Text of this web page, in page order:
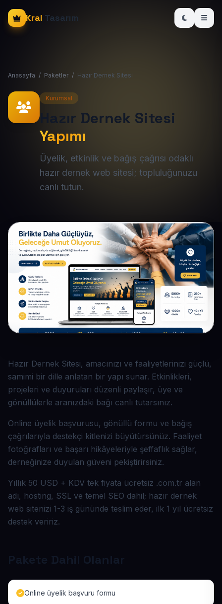
Kral Tasarım
Anasayfa / Paketler / Hazır Dernek Sitesi
Kurumsal
Hazır Dernek Sitesi
Yapımı
Üyelik, etkinlik ve bağış çağrısı odaklı
hazır dernek web sitesi; topluluğunuzu
canlı tutun.
Hazır Dernek Sitesi, amacınızı ve faaliyetlerinizi güçlü,
samimi bir dille anlatan bir yapı sunar. Etkinlikleri,
projeleri ve duyuruları düzenli paylaşır, üye ve
gönüllülerle aranızdaki bağı canlı tutarsınız.
Online üyelik başvurusu, gönüllü formu ve bağış
çağrılarıyla destekçi kitlenizi büyütürsünüz. Faaliyet
fotoğrafları ve başarı hikâyeleriyle şeffaflık sağlar,
derneğinize duyulan güveni pekiştirirsiniz.
Yıllık 50 USD + KDV tek fiyata ücretsiz .com.tr alan
adı, hosting, SSL ve temel SEO dahil; hazır dernek
web sitenizi 1-3 iş gününde teslim eder, ilk 1 yıl ücretsiz
destek veririz.
Pakete Dahil Olanlar
Online üyelik başvuru formu